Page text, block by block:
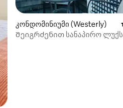
კონდომინიუმი (Westerly)
Შეიგრძენით სანაპირო